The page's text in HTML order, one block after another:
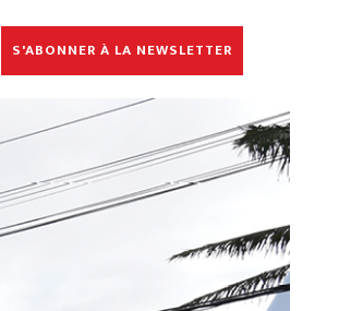
S'ABONNER À LA NEWSLETTER